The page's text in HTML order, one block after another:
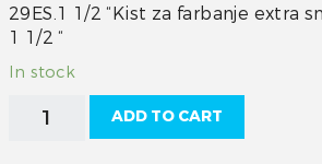
29ES.1 1/2 “Kist za farbanje extra
1 1/2 “
In stock
Kist
extra
ADD TO CART